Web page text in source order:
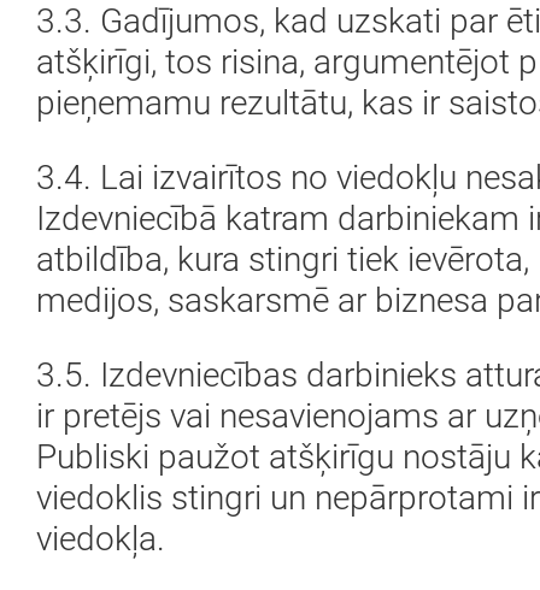
3.3. Gadījumos, kad uzskati par
atšķirīgi, tos risina, argumentējot
pieņemamu rezultātu, kas ir
3.4. Lai izvairītos no viedokļu
Izdevniecībā katram
atbildība, kura stingri tiek
medijos, saskarsmē ar biznesa
3.5. Izdevniecības darbinieks
ir pretējs vai nesavienojams ar
Publiski paužot atšķirīgu nostāju
viedoklis stingri un nepārprotami
viedokļa.